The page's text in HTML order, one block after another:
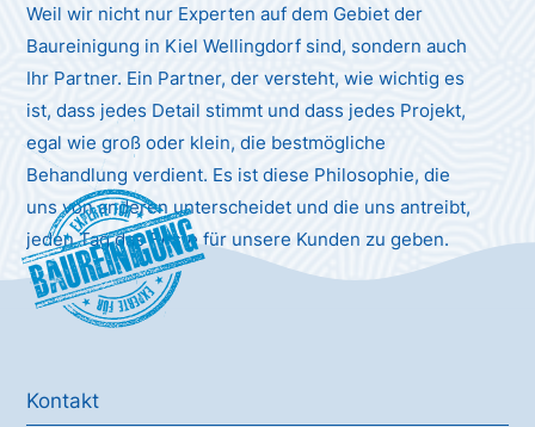
Weil wir nicht nur Experten auf dem Gebiet der
Baureinigung in Kiel Wellingdorf sind, sondern auch
Ihr Partner. Ein Partner, der versteht, wie wichtig es
ist, dass jedes Detail stimmt und dass jedes Projekt,
egal wie groß oder klein, die bestmögliche
Behandlung verdient. Es ist diese Philosophie, die
uns von anderen unterscheidet und die uns antreibt,
jeden Tag das Beste für unsere Kunden zu geben.
Baureinigung
Kontakt